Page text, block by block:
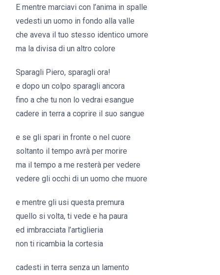
E mentre marciavi con l’anima in spalle
vedesti un uomo in fondo alla valle
che aveva il tuo stesso identico umore
ma la divisa di un altro colore
Sparagli Piero, sparagli ora!
e dopo un colpo sparagli ancora
fino a che tu non lo vedrai esangue
cadere in terra a coprire il suo sangue
e se gli spari in fronte o nel cuore
soltanto il tempo avrà per morire
ma il tempo a me resterà per vedere
vedere gli occhi di un uomo che muore
e mentre gli usi questa premura
quello si volta, ti vede e ha paura
ed imbracciata l’artiglieria
non ti ricambia la cortesia
cadesti in terra senza un lamento